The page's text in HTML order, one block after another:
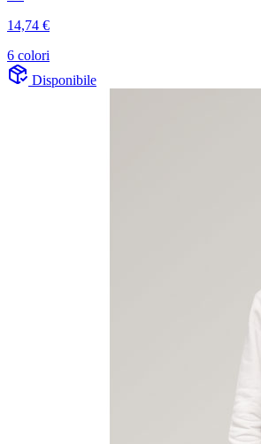
14,74 €
6 colori
Disponibile